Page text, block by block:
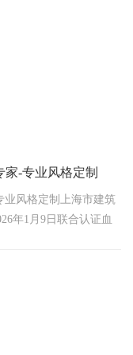
-专业风格定制
业风格定制上海市建筑
年1月9日联合认证血